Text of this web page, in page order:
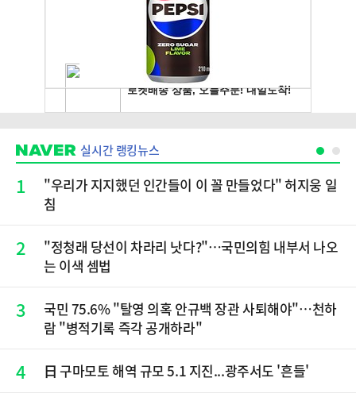
실시간 랭킹뉴스
1
"우리가 지지했던 인간들이 이 꼴 만들었다" 허지웅 일
침
2
​"정청래 당선이 차라리 낫다?"…국민의힘 내부서 나오
는 이색 셈법
3
국민 75.6% "탈영 의혹 안규백 장관 사퇴해야"…천하
람 "병적기록 즉각 공개하라"
4 日 구마모토 해역 규모 5.1 지진...광주서도 '흔들'